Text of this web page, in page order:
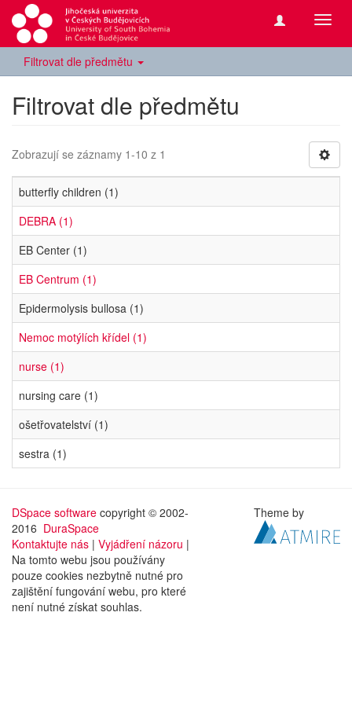
Filtrovat dle předmětu
Filtrovat dle předmětu
Zobrazují se záznamy 1-10 z 1
butterfly children (1)
DEBRA (1)
EB Center (1)
EB Centrum (1)
Epidermolysis bullosa (1)
Nemoc motýlích křídel (1)
nurse (1)
nursing care (1)
ošetřovatelství (1)
sestra (1)
DSpace software copyright © 2002-
2016 DuraSpace
Kontaktujte nás | Vyjádření názoru |
Na tomto webu jsou používány
pouze cookies nezbytně nutné pro
zajištění fungování webu, pro které
není nutné získat souhlas.
Theme by